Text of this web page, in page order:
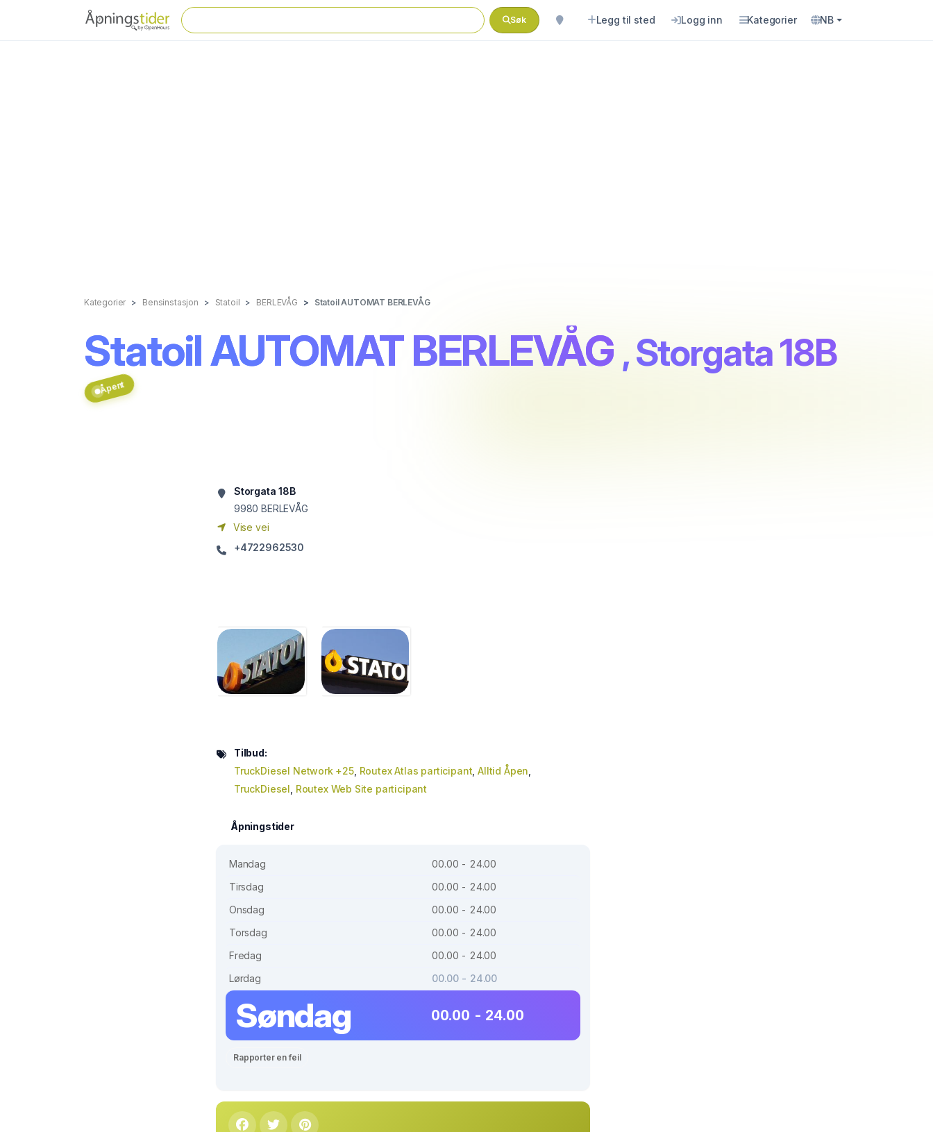
Søk Legg til sted Logg inn Kategorier NB
Kategorier Bensinstasjon Statoil BERLEVÅG Statoil AUTOMAT BERLEVÅG
Statoil AUTOMAT BERLEVÅG , Storgata 18B
Åpent
Storgata 18B
9980 BERLEVÅG
Vise vei
+4722962530
Tilbud:
TruckDiesel Network +25, Routex Atlas participant ,Alltid Åpen
TruckDiesel Routex Web Site participant
Åpningstider
Mandag
00.00 - 24.00
Tirsdag
00.00 - 24.00
Onsdag
00.00 - 24.00
Torsdag
00.00 - 24.00
Fredag
00.00 - 24.00
Lørdag
00.00 - 24.00
Søndag 00.00 - 24.00
Rapporter en feil